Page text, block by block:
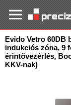
Evido Vetro 60DB
indukciós zóna, 9
érintővezérlés,
KKV-nak)